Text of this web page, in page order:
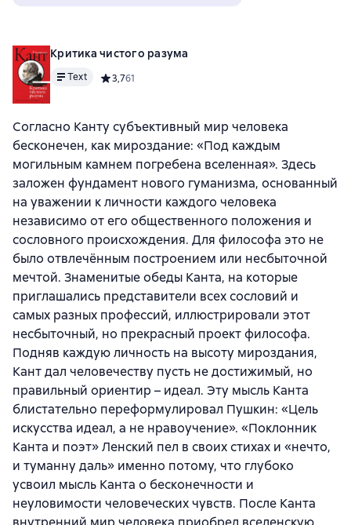
Критика чистого разума
Text Средний рейтинг 3,7 на основе 61 оценок
3,761
Согласно Канту субъективный мир человека
бесконечен, как мироздание: «Под каждым
могильным камнем погребена вселенная». Здесь
заложен фундамент нового гуманизма, основанный
на уважении к личности каждого человека
независимо от его общественного положения и
сословного происхождения. Для философа это не
было отвлечённым построением или несбыточной
мечтой. Знаменитые обеды Канта, на которые
приглашались представители всех сословий и
самых разных профессий, иллюстрировали этот
несбыточный, но прекрасный проект философа.
Подняв каждую личность на высоту мироздания,
Кант дал человечеству пусть не достижимый, но
правильный ориентир – идеал. Эту мысль Канта
блистательно переформулировал Пушкин: «Цель
искусства идеал, а не нравоучение». «Поклонник
Канта и поэт» Ленский пел в своих стихах и «нечто,
и туманну даль» именно потому, что глубоко
усвоил мысль Канта о бесконечности и
неуловимости человеческих чувств. После Канта